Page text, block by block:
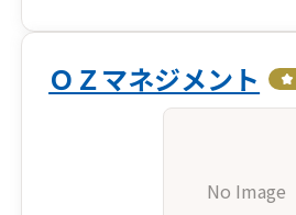
ＯＺマネジメント
No Image